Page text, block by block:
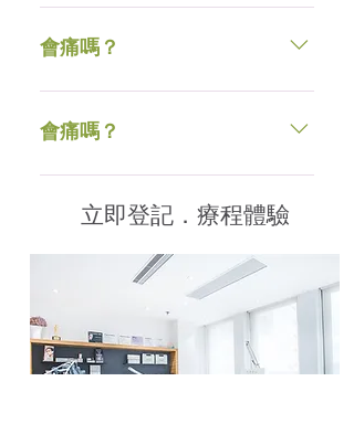
在治療期間，隨著能量進入皮膚，
許多患者會感到溫暖，多刺的感
傷”外觀也很常見。局部麻醉藥膏和
冷卻劑可用於減少治療過程中的不
適感。
會痛嗎？
在治療期間，隨著能量進入皮膚，
許多患者會感到溫暖，多刺的感
傷”外觀也很常見。局部麻醉藥膏和
冷卻劑可用於減少治療過程中的不
適感。
會痛嗎？
在治療期間，隨著能量進入皮膚，
許多患者會感到溫暖，多刺的感
覺。治療後，粉紅色或紅色的“曬
傷”外觀也很常見。局部麻醉藥膏和
冷卻劑可用於減少治療過程中的不
適感。
立即登記．療程體驗